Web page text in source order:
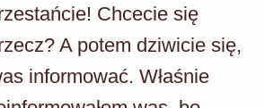
Chcecie się
A potem dziwicie się,
informować. Właśnie